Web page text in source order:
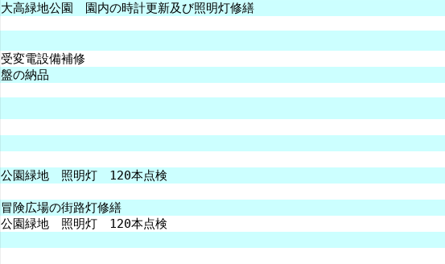
大高緑地公園 園内の時計更新及び照明灯修繕
受変電設備補修
盤の納品
公園緑地 照明灯 120本点検
冒険広場の街路灯修繕
公園緑地 照明灯 120本点検